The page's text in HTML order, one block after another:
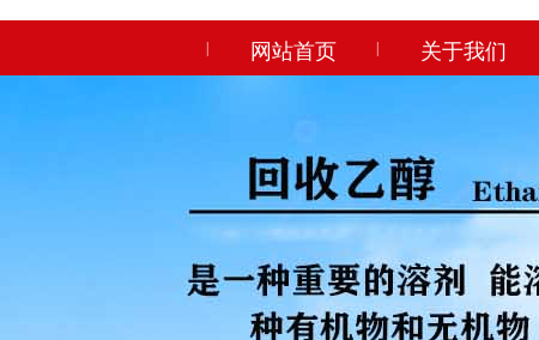
网站首页 关于我们